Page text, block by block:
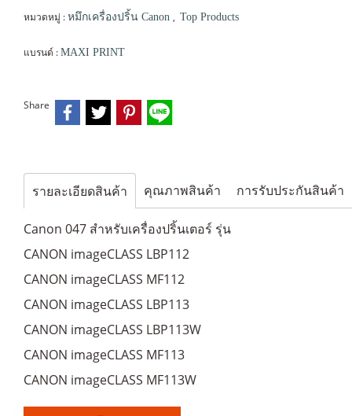
หมวดหมู่ : หมึกเครื่องปริ้น Canon , Top Products
แบรนด์ : MAXI PRINT
Share
รายละเอียดสินค้า คุณภาพสินค้า การรับประกันสินค้า
Canon 047 สำหรับเครื่องปริ้นเตอร์ รุ่น
CANON imageCLASS LBP112
CANON imageCLASS MF112
CANON imageCLASS LBP113
CANON imageCLASS LBP113W
CANON imageCLASS MF113
CANON imageCLASS MF113W